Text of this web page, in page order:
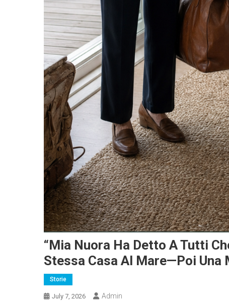
“Mia Nuora Ha Detto A Tutti
Stessa Casa Al Mare—Poi Una
Storie
July 7, 2026 Admin